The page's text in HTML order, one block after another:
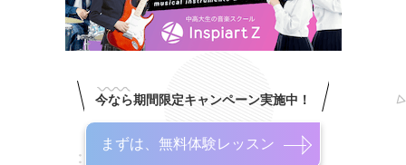
今なら期間限定キャンペーン実施中！
まずは、無料体験レッスン